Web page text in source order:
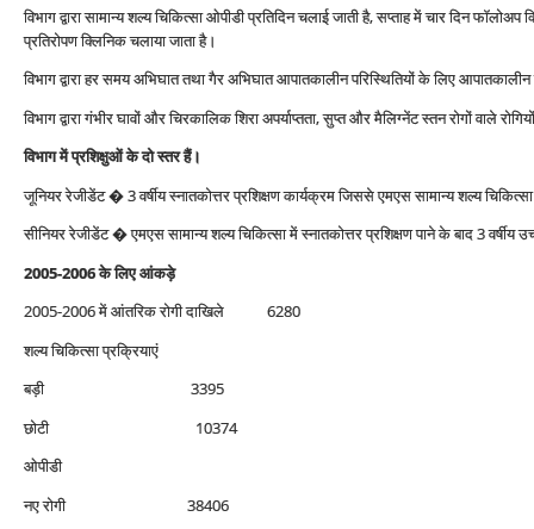
विभाग द्वारा सामान्‍य शल्‍य चिकित्‍सा ओपीडी प्रतिदिन चलाई जाती है, सप्‍ताह में चार दिन
प्रतिरोपण क्लिनिक चलाया जाता है।
विभाग द्वारा हर समय अभिघात तथा गैर अभिघात आपातकालीन परिस्थितियों के लिए
विभाग द्वारा गंभीर घावों और चिरकालिक शिरा अपर्याप्‍तता, सुप्‍त और मैलिग्‍नेंट स्‍तन रोगों वाले
विभाग में प्रशिक्षुओं के दो स्‍तर हैं।
जूनियर रेजीडेंट � 3 वर्षीय स्‍नातकोत्तर प्रशिक्षण कार्यक्रम जिससे एमएस सामान्‍य शल्‍य
सीनियर रेजीडेंट � एमएस सामान्‍य शल्‍य चिकित्‍सा में स्‍नातकोत्तर प्रशिक्षण पाने के बाद 3 वर्षीय
2005-2006 के लिए आंकड़े
2005-2006 में आंतरिक रोगी दाखिले 6280
शल्‍य चिकित्‍सा प्रक्रियाएं
बड़ी 3395
छोटी 10374
ओपीडी
नए रोगी 38406